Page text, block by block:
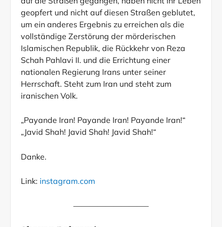
auf die Straßen gegangen, haben nicht ihr Leben
geopfert und nicht auf diesen Straßen geblutet,
um ein anderes Ergebnis zu erreichen als die
vollständige Zerstörung der mörderischen
Islamischen Republik, die Rückkehr von Reza
Schah Pahlavi II. und die Errichtung einer
nationalen Regierung Irans unter seiner
Herrschaft. Steht zum Iran und steht zum
iranischen Volk.
„Payande Iran! Payande Iran! Payande Iran!“
„Javid Shah! Javid Shah! Javid Shah!“
Danke.
Link: instagram.com
—————————–